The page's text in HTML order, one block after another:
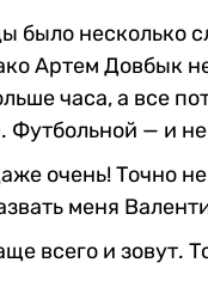
несколько
Артем Довбык
часа, а все
Футбольной — и не
очень! Точно
меня
всего и зовут.